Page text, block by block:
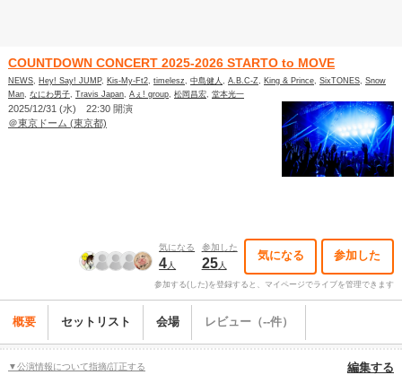
COUNTDOWN CONCERT 2025-2026 STARTO to MOVE
NEWS, Hey! Say! JUMP, Kis-My-Ft2, timelesz, 中島健人, A.B.C-Z, King & Prince, SixTONES, Snow
Man, なにわ男子, Travis Japan, Aぇ! group, 松岡昌宏, 堂本光一
2025/12/31 (水) 22:30 開演
＠東京ドーム (東京都)
気になる
4人
参加した
25人
気になる 参加した
参加する(した)を登録すると、マイページでライブを管理できます
概要 セットリスト 会場 レビュー（--件）
▼公演情報について指摘/訂正する 編集する